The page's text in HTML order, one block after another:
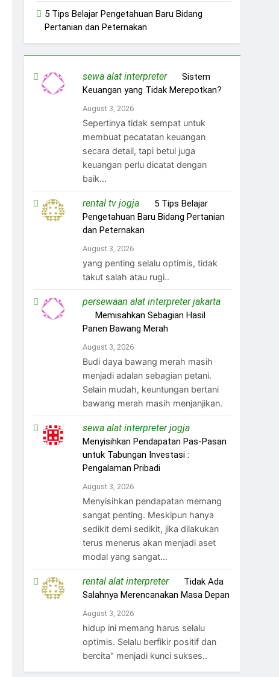
5 Tips Belajar Pengetahuan Baru Bidang
Pertanian dan Peternakan
sewa alat interpreteron Sistem
Keuangan yang Tidak Merepotkan?
August 3, 2026
Sepertinya tidak sempat untuk
membuat pecatatan keuangan
secara detail, tapi betul juga
keuangan perlu dicatat dengan
baik...
rental tv jogjaon 5 Tips Belajar
Pengetahuan Baru Bidang Pertanian
dan Peternakan
August 3, 2026
yang penting selalu optimis, tidak
takut salah atau rugi..
persewaan alat interpreter jakarta
Memisahkan Sebagian Hasil
Panen Bawang Merah
August 3, 2026
Budi daya bawang merah masih
menjadi adalan sebagian petani.
Selain mudah, keuntungan bertani
bawang merah masih menjanjikan.
sewa alat interpreter jogjaon
Menyisihkan Pendapatan Pas-Pasan
untuk Tabungan Investasi :
Pengalaman Pribadi
August 3, 2026
Menyisihkan pendapatan memang
sangat penting. Meskipun hanya
sedikit demi sedikit, jika dilakukan
terus menerus akan menjadi aset
modal yang sangat…
rental alat interpreteron Tidak Ada
Salahnya Merencanakan Masa Depan
August 3, 2026
hidup ini memang harus selalu
optimis. Selalu berfikir positif dan
bercita" menjadi kunci sukses..